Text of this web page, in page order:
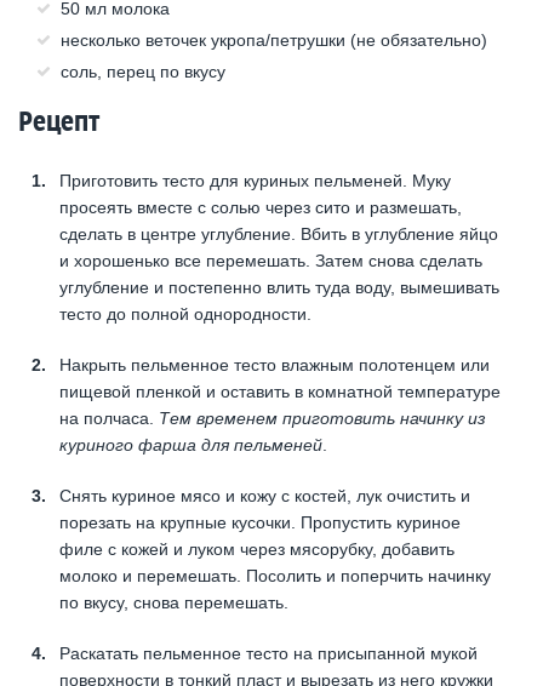
50 мл молока
несколько веточек укропа/петрушки (не обязательно)
соль, перец по вкусу
Рецепт
Приготовить тесто для куриных пельменей. Муку
просеять вместе с солью через сито и размешать,
сделать в центре углубление. Вбить в углубление яйцо
и хорошенько все перемешать. Затем снова сделать
углубление и постепенно влить туда воду, вымешивать
тесто до полной однородности.
Накрыть пельменное тесто влажным полотенцем или
пищевой пленкой и оставить в комнатной температуре
на полчаса.
Тем временем приготовить начинку из
куриного фарша для пельменей
Снять куриное мясо и кожу с костей, лук очистить и
порезать на крупные кусочки. Пропустить куриное
филе с кожей и луком через мясорубку, добавить
молоко и перемешать. Посолить и поперчить начинку
по вкусу, снова перемешать.
Раскатать пельменное тесто на присыпанной мукой
поверхности в тонкий пласт и вырезать из него кружки